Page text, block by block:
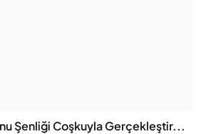
Şenliği Coşkuyla Gerçekleştir...